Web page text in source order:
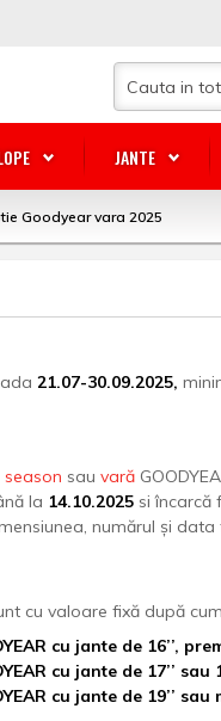
JANTE
Goodyear vara 2025
21.07-30.09.2025,
season sau vară
la 14.10.2025 si încarcă
numărul și
cu valoare fixă după
cu jante de 16’’,
cu jante de 17’’ sau
cu jante de 19’’